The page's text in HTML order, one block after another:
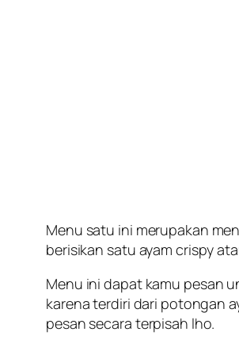
Menu satu ini merupakan
berisikan satu ayam crispy
Menu ini dapat kamu pesan
karena terdiri dari potongan
pesan secara terpisah lho.